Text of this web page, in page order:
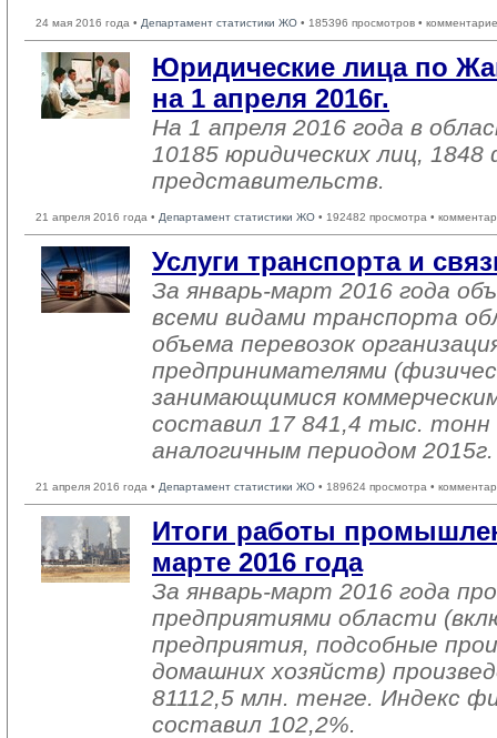
24 мая 2016 года • Департамент статистики ЖО • 185396 просмотров •
Юридические лица по
на 1 апреля 2016г.
На 1 апреля 2016 года в
10185 юридических лиц, 1848
представительств.
21 апреля 2016 года • Департамент статистики ЖО • 192482 просмотра •
Услуги транспорта и
За январь-март 2016 года
всеми видами транспорта
объема перевозок
предпринимателями
занимающимися
составил 17 841,4 тыс. тонн
аналогичным периодом
21 апреля 2016 года • Департамент статистики ЖО • 189624 просмотра •
Итоги работы
марте 2016 года
За январь-март 2016 года
предприятиями области
предприятия, подсобные
домашних хозяйств)
81112,5 млн. тенге. Индекс
составил 102,2%.